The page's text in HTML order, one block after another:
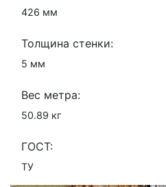
426 мм
Толщина стенки:
5 мм
Вес метра:
50.89 кг
ГОСТ:
ТУ